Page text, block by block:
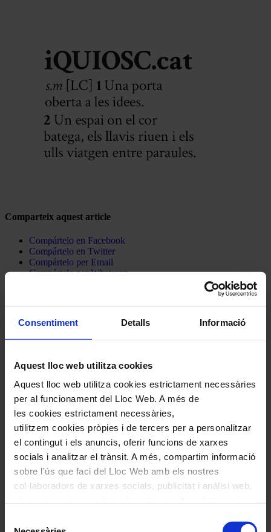
Consentiment Detalls Informació
Aquest lloc web utilitza cookies
Aquest lloc web utilitza cookies estrictament necessàries
per al funcionament del Lloc Web. A més de
les cookies estrictament necessàries,
utilitzem cookies pròpies i de tercers per a personalitzar
el contingut i els anuncis, oferir funcions de xarxes
socials i analitzar el trànsit. A més, compartim informació
sobre l'ús que faci del Lloc Web amb els nostres
col·laboradors de xarxes socials, publicitat i anàlisi web,
de l'ús que hagi fet dels seus serveis. En el quadre
Comparteix aquest article
Compártelo en Facebook
Compártelo en Twitter
Compártelo per Email
Compártelo per Whatsapp
L'adreça electrònica no es publicarà. Els camps necessaris estan
*
Correu electrònic *